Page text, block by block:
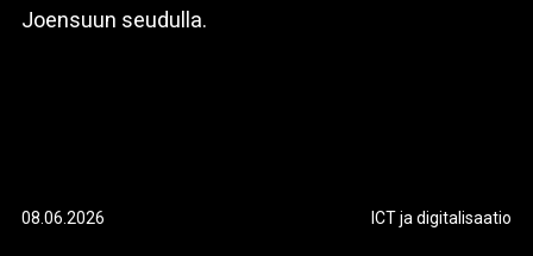
Joensuun seudulla.
08.06.2026 ICT ja digitalisaatio